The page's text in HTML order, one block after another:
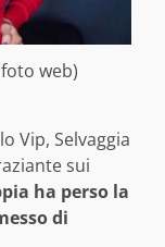
web)
Vip, Selvaggia
sui
ha perso la
di